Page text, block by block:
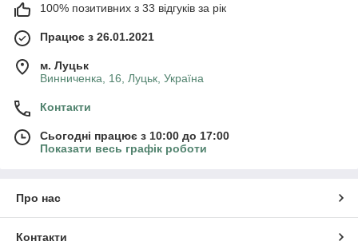
100% позитивних з 33 відгуків за рік
Працює з 26.01.2021
м. Луцьк
Винниченка, 16, Луцьк, Україна
Контакти
Сьогодні працює з 10:00 до 17:00
Показати весь графік роботи
Про нас
Контакти